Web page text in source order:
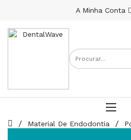
A Minha Conta
Material De Endodontia